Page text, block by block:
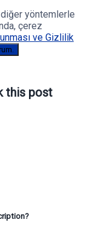
yöntemlerle
çerez
ve Gizlilik
this post